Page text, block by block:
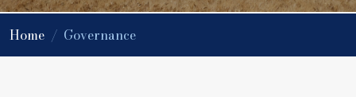
Home / Governance